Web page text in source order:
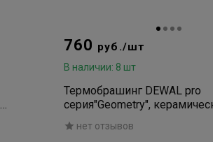
760 руб./шт
В наличии: 8 шт
Термобрашинг DEWAL pro
серия"Geometry",
покрытие, ионизированная
нейлон.щет.d25/41
нет отзывов